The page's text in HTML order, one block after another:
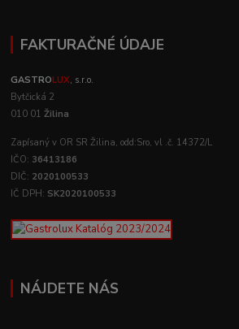
FAKTURAČNÉ ÚDAJE
GASTROLUX, s.r.o.
Bytčická 2
010 01Žilina
Zapísaný v OR SR Žilina, odd:Sro, vl .č. 14372/L
IČO: 36413186
DIČ: 2020100533
IČ DPH: SK2020100533
NÁJDETE NÁS